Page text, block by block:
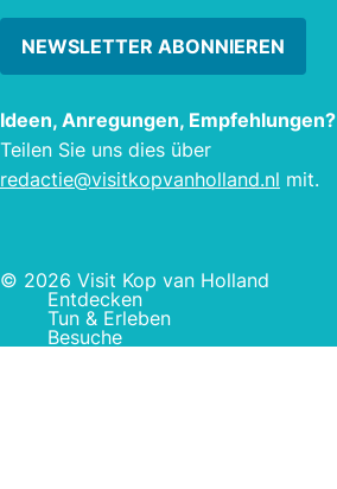
NEWSLETTER ABONNIEREN
Ideen, Anregungen, Empfehlungen?
Teilen Sie uns dies über
redactie@visitkopvanholland.nl mit.
© 2026 Visit Kop van Holland
Entdecken
Tun & Erleben
Besuche